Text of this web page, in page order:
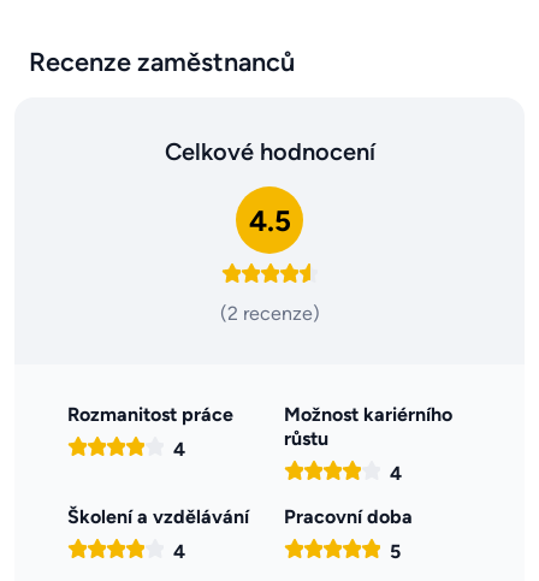
Recenze zaměstnanců
Celkové hodnocení
4.5
(2 recenze)
Rozmanitost práce
4
Možnost kariérního
růstu
4
Školení a vzdělávání
4
Pracovní doba
5